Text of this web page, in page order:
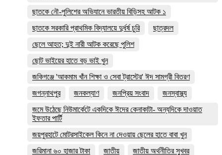
ছাতকে নৌ-পুলিশের অভিযানে ভারতীয় বিড়িসহ আটক ১
ছাতকে সরকারি প্রাথমিক বিদ্যালয়ে দুর্ধর্ষ চুরি
ছাত্রদল
ছেলে আহত; দুই নারী আটক করেছে পুলিশ
ছোট ভাইয়ের হাতে বড় ভাই খুন
জকিগঞ্জে 'আকমাম খাঁন শিক্ষা ও সেবা ট্রাস্টের' ঈদ সামগ্রী বিতরণ
জগন্নাথপুর
জনকল্যাণ জনপ্রিয় সংবাদ
জনস্বাস্থ্য
জমে উঠেছে নিউমার্কেটে একদিকে ঈদের কেনাকাটা- অন্যদিকে দাওয়াত
ইফতার পার্টি
জয়পুরহাটে মোটরসাইকেল কিনে না দেওয়ায় ছেলের হাতে বাবা খুন
জরিমানা ৬০ হাজার টাকা
জাতীয় জাতীয় অর্থনীতির সুখবর